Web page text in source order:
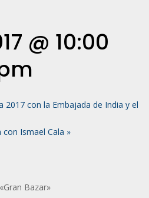
@ 10:00
2017 con la Embajada de India y el
Ismael Cala »
Bazar»